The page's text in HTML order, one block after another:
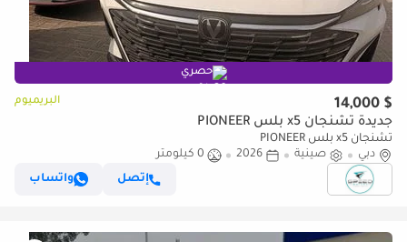
حصري
$ 14,000 البريميوم
جديدة تشنجان x5 بلس PIONEER
تشنجان x5 بلس PIONEER
دبي
صينية 2026
0 كيلومتر
إتصل
واتساب